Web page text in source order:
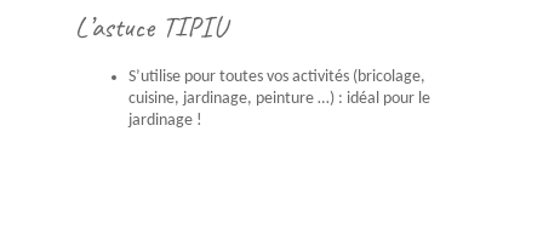
L’astuce TIPIU
S’utilise pour toutes vos activités (bricolage,
cuisine, jardinage, peinture …) : idéal pour le
jardinage !